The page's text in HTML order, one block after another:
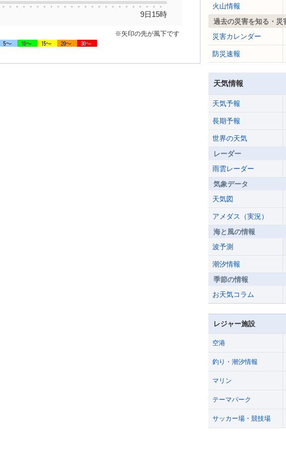
9日15時
※矢印の先が風下です
火山情報
過去の災害を知る・災
災害カレンダー
防災速報
天気情報
天気予報
長期予報
世界の天気
レーダー
雨雲レーダー
気象データ
天気図
アメダス（実況）
海と風の情報
波予測
潮汐情報
季節の情報
お天気コラム
レジャー施設
空港
釣り・潮汐情報
マリン
テーマパーク
サッカー場・競技場